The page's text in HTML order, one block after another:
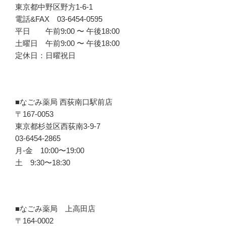
東京都中野区野方1-6-1
電話&FAX 03-6454-0595
平日 午前9:00 〜 午後18:00
土曜日 午前9:00 〜 午後18:00
定休日：日曜祝日
■なごみ薬局 西荻南口駅前店
〒167-0053
東京都杉並区西荻南3-9-7
03-6454-2865
月-金 10:00〜19:00
土 9:30〜18:30
■なごみ薬局 上高田店
〒164-0002